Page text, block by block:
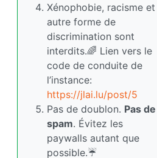
Xénophobie, racisme et
autre forme de
discrimination sont
interdits.🌈 Lien vers le
code de conduite de
l’instance:
https://jlai.lu/post/5
Pas de doublon. Pas de
spam. Évitez les
paywalls autant que
possible.☔